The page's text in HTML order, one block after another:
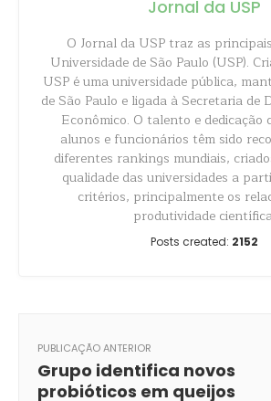
Jornal da USP
O Jornal da USP traz as
Universidade de São Paulo (USP).
USP é uma universidade pública,
de São Paulo e ligada à Secretaria de
Econômico. O talento e dedicação
alunos e funcionários têm sido
diferentes rankings mundiais,
qualidade das universidades a
critérios, principalmente os
produtividade
Posts created: 2152
PUBLICAÇÃO ANTERIOR
Grupo identifica novos
probióticos em queijos